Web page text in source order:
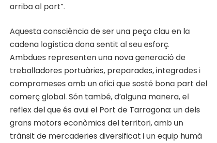
arriba al port”.
Aquesta consciència de ser una peça clau en la
cadena logística dona sentit al seu esforç.
Ambdues representen una nova generació de
treballadores portuàries, preparades, integrades i
compromeses amb un ofici que sosté bona part del
comerç global. Són també, d’alguna manera, el
reflex del que és avui el Port de Tarragona: un dels
grans motors econòmics del territori, amb un
trànsit de mercaderies diversificat i un equip humà